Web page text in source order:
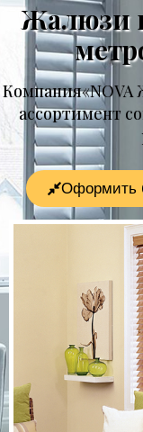
Жалюзи
ассортимент
Оформить